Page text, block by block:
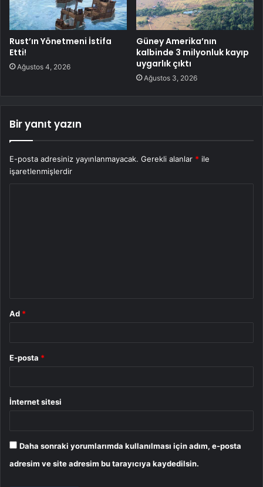
Rust’ın Yönetmeni İstifa
Etti!
Ağustos 4, 2026
Güney Amerika’nın
kalbinde 3 milyonluk kayıp
uygarlık çıktı
Ağustos 3, 2026
Bir yanıt yazın
E-posta adresiniz yayınlanmayacak. Gerekli alanlar * ile
işaretlenmişlerdir
Ad *
E-posta *
İnternet sitesi
Daha sonraki yorumlarımda kullanılması için adım, e-posta
adresim ve site adresim bu tarayıcıya kaydedilsin.